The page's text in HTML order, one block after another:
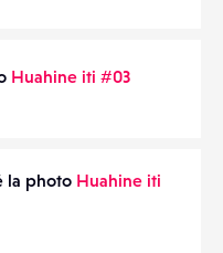
Huahine iti #03
la photo Huahine iti